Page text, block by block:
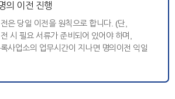
의 이전 진행
은 당일 이전을 원칙으로 합니다. (단,
시 필요 서류가 준비되어 있어야 하며,
사업소의 업무시간이 지나면 명의이전 익일